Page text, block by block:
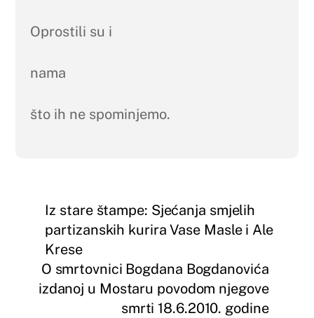
Oprostili su i
nama
što ih ne spominjemo.
Iz stare štampe: Sjećanja smjelih
partizanskih kurira Vase Masle i Ale
Krese
O smrtovnici Bogdana Bogdanovića
izdanoj u Mostaru povodom njegove
smrti 18.6.2010. godine